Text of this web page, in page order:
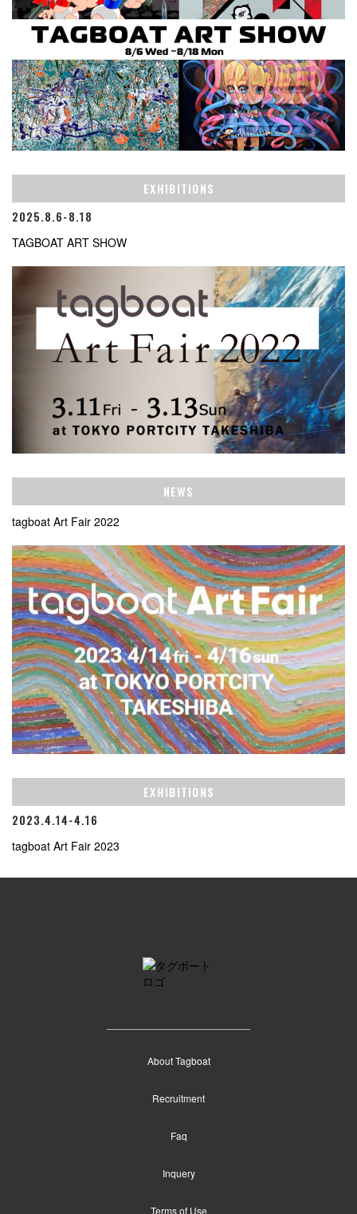
EXHIBITIONS
2025.8.6-8.18
TAGBOAT ART SHOW
NEWS
tagboat Art Fair 2022
EXHIBITIONS
2023.4.14-4.16
tagboat Art Fair 2023
About Tagboat
Recruitment
Faq
Inquery
Terms of Use